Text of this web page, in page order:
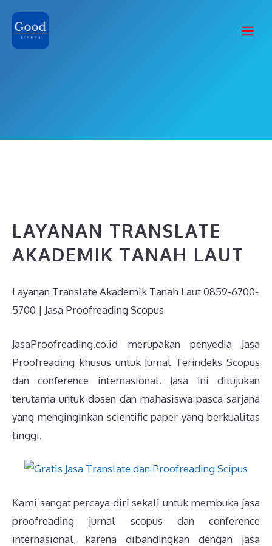
content
LAYANAN TRANSLATE
AKADEMIK TANAH LAUT
Layanan Translate Akademik Tanah Laut 0859-6700-
5700 | Jasa Proofreading Scopus
JasaProofreading.co.id merupakan penyedia Jasa
Proofreading khusus untuk Jurnal Terindeks Scopus
dan conference internasional. Jasa ini ditujukan
terutama untuk dosen dan mahasiswa pasca sarjana
yang menginginkan scientific paper yang berkualitas
tinggi.
Kami sangat percaya diri sekali untuk membuka jasa
proofreading jurnal scopus dan conference
internasional, karena dibandingkan dengan jasa